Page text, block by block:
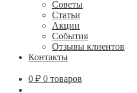
Советы
Статьи
Акции
События
Отзывы клиентов
Контакты
0 ₽ 0 товаров